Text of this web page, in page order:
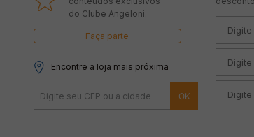
do Clube Angeloni.
Faça parte
Encontre a loja mais próxima